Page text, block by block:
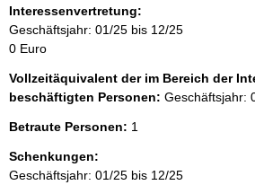
Interessenvertretung:
Geschäftsjahr: 01/25 bis 12/25
0 Euro
Vollzeitäquivalent der im Bereich der
beschäftigten Personen: Geschäftsjahr:
Betraute Personen: 1
Schenkungen:
Geschäftsjahr: 01/25 bis 12/25